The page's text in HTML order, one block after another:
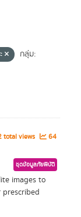
กลุ่ม:
total views
64
ชุดข้อมูลภัยพิบัติ
images to